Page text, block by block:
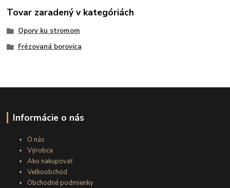
Tovar zaradený v kategóriách
Opory ku stromom
Frézovaná borovica
Informácie o nás
O nás
Výrobca
Ako nakupovať
Veľkoobchod
Obchodné podmienky